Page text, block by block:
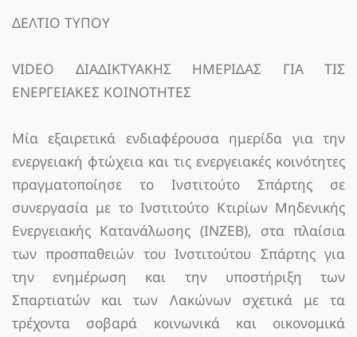
ΔΕΛΤΙΟ ΤΥΠΟΥ
VIDEO ΔΙΑΔΙΚΤΥΑΚΗΣ ΗΜΕΡΙΔΑΣ ΓΙΑ ΤΙΣ
ΕΝΕΡΓΕΙΑΚΕΣ ΚΟΙΝΟΤΗΤΕΣ
Μία εξαιρετικά ενδιαφέρουσα ημερίδα για την
ενεργειακή φτώχεια και τις ενεργειακές κοινότητες
πραγματοποίησε το Ινστιτούτο Σπάρτης σε
συνεργασία με το Ινστιτούτο Κτιρίων Μηδενικής
Ενεργειακής Κατανάλωσης (ΙΝΖΕΒ), στα πλαίσια
των προσπαθειών του Ινστιτούτου Σπάρτης για
την ενημέρωση και την υποστήριξη των
Σπαρτιατών και των Λακώνων σχετικά με τα
τρέχοντα σοβαρά κοινωνικά και οικονομικά